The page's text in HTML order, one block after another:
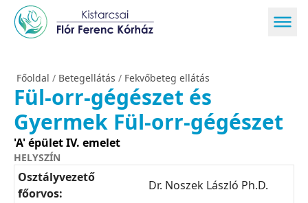
Főoldal / Betegellátás / Fekvőbeteg ellátás
Fül-orr-gégészet és
Gyermek Fül-orr-gégészet
'A' épület IV. emelet
HELYSZÍN
Osztályvezető
főorvos:
Dr. Noszek László Ph.D.